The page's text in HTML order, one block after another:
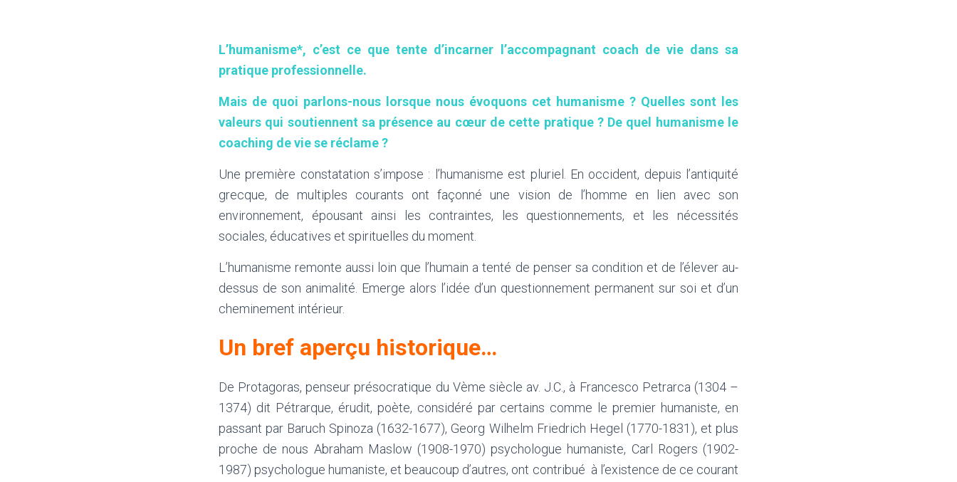
L’humanisme*, c’est ce que tente d’incarner l’accompagnant coach de vie dans sa
pratique professionnelle.
Mais de quoi parlons-nous lorsque nous évoquons cet humanisme ? Quelles sont les
valeurs qui soutiennent sa présence au cœur de cette pratique ? De quel humanisme le
coaching de vie se réclame ?
Une première constatation s’impose : l’humanisme est pluriel. En occident, depuis l’antiquité
grecque, de multiples courants ont façonné une vision de l’homme en lien avec son
environnement, épousant ainsi les contraintes, les questionnements, et les nécessités
sociales, éducatives et spirituelles du moment.
L’humanisme remonte aussi loin que l’humain a tenté de penser sa condition et de l’élever au-
dessus de son animalité. Emerge alors l’idée d’un questionnement permanent sur soi et d’un
cheminement intérieur.
Un bref aperçu historique…
De Protagoras, penseur présocratique du Vème siècle av. J.C., à Francesco Petrarca (1304 –
1374) dit Pétrarque, érudit, poète, considéré par certains comme le premier humaniste, en
passant par Baruch Spinoza (1632-1677), Georg Wilhelm Friedrich Hegel (1770-1831), et plus
proche de nous Abraham Maslow (1908-1970) psychologue humaniste, Carl Rogers (1902-
1987) psychologue humaniste, et beaucoup d’autres, ont contribué à l’existence de ce courant